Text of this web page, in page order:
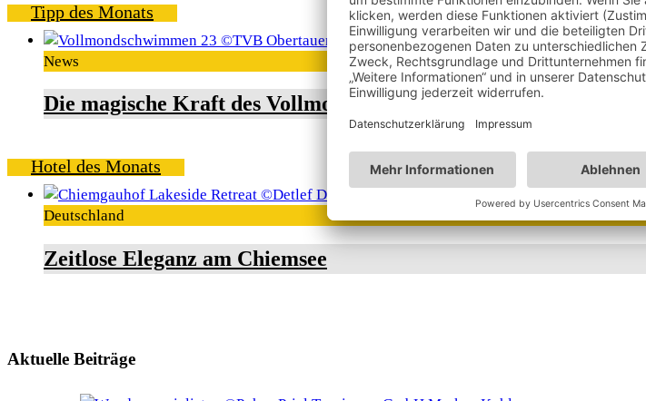
Tipp des Monats
News
Die magische Kraft des Vollmondschwimmens im Bergsee
Hotel des Monats
Deutschland
Zeitlose Eleganz am Chiemsee
Aktuelle Beiträge